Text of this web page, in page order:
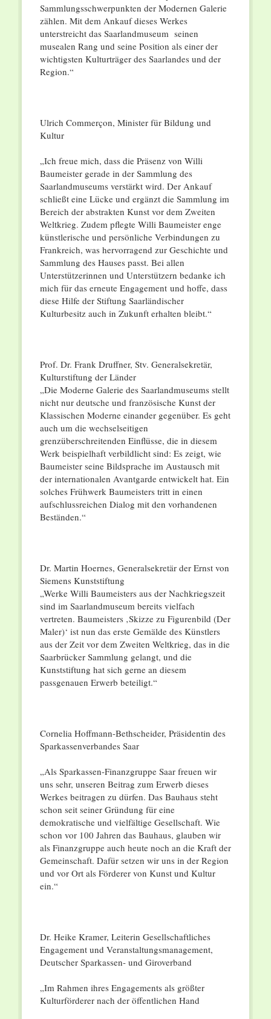
Sammlungsschwerpunkten der Modernen Galerie
zählen. Mit dem Ankauf dieses Werkes
unterstreicht das Saarlandmuseum seinen
musealen Rang und seine Position als einer der
wichtigsten Kulturträger des Saarlandes und der
Region.“
Ulrich Commerçon, Minister für Bildung und
Kultur
„Ich freue mich, dass die Präsenz von Willi
Baumeister gerade in der Sammlung des
Saarlandmuseums verstärkt wird. Der Ankauf
schließt eine Lücke und ergänzt die Sammlung im
Bereich der abstrakten Kunst vor dem Zweiten
Weltkrieg. Zudem pflegte Willi Baumeister enge
künstlerische und persönliche Verbindungen zu
Frankreich, was hervorragend zur Geschichte und
Sammlung des Hauses passt. Bei allen
Unterstützerinnen und Unterstützern bedanke ich
mich für das erneute Engagement und hoffe, dass
diese Hilfe der Stiftung Saarländischer
Kulturbesitz auch in Zukunft erhalten bleibt.“
Prof. Dr. Frank Druffner, Stv. Generalsekretär,
Kulturstiftung der Länder
„Die Moderne Galerie des Saarlandmuseums stellt
nicht nur deutsche und französische Kunst der
Klassischen Moderne einander gegenüber. Es geht
auch um die wechselseitigen
grenzüberschreitenden Einflüsse, die in diesem
Werk beispielhaft verbildlicht sind: Es zeigt, wie
Baumeister seine Bildsprache im Austausch mit
der internationalen Avantgarde entwickelt hat. Ein
solches Frühwerk Baumeisters tritt in einen
aufschlussreichen Dialog mit den vorhandenen
Beständen.“
Dr. Martin Hoernes, Generalsekretär der Ernst von
Siemens Kunststiftung
„Werke Willi Baumeisters aus der Nachkriegszeit
sind im Saarlandmuseum bereits vielfach
vertreten. Baumeisters ‚Skizze zu Figurenbild (Der
Maler)‘ ist nun das erste Gemälde des Künstlers
aus der Zeit vor dem Zweiten Weltkrieg, das in die
Saarbrücker Sammlung gelangt, und die
Kunststiftung hat sich gerne an diesem
passgenauen Erwerb beteiligt.“
Cornelia Hoffmann-Bethscheider, Präsidentin des
Sparkassenverbandes Saar
„Als Sparkassen-Finanzgruppe Saar freuen wir
uns sehr, unseren Beitrag zum Erwerb dieses
Werkes beitragen zu dürfen. Das Bauhaus steht
schon seit seiner Gründung für eine
demokratische und vielfältige Gesellschaft. Wie
schon vor 100 Jahren das Bauhaus, glauben wir
als Finanzgruppe auch heute noch an die Kraft der
Gemeinschaft. Dafür setzen wir uns in der Region
und vor Ort als Förderer von Kunst und Kultur
ein.“
Dr. Heike Kramer, Leiterin Gesellschaftliches
Engagement und Veranstaltungsmanagement,
Deutscher Sparkassen- und Giroverband
„Im Rahmen ihres Engagements als größter
Kulturförderer nach der öffentlichen Hand